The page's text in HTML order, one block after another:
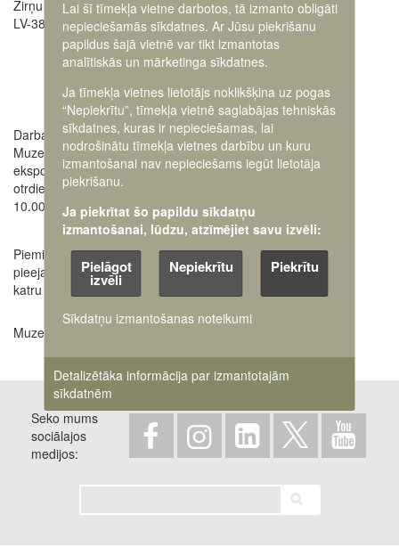
Zirņu pagasta „Airītēs",
LV-3853
Darba laiki:
Muzeja iekštelpu
ekspozīcija atvērta no
otrdienas līdz svētdienai
10.00 - 17.00
Piemiņas vieta un teritorija
pieejama apmeklētājiem
katru dienu
Informatīvais tālrunis:
+371 22017465
Muzeja apmeklējums ir bez maksas!
Seko mums
sociālajos
medijos
Lai šī tīmekļa vietne darbotos, tā izmanto obligāti
nepieciešamās sīkdatnes. Ar Jūsu piekrišanu
papildus šajā vietnē var tikt izmantotas
analītiskās un mārketinga sīkdatnes.
Ja tīmekļa vietnes lietotājs noklikšķina uz pogas
“Nepiekrītu”, tīmekļa vietnē saglabājas tehniskās
sīkdatnes, kuras ir nepieciešamas, lai
nodrošinātu tīmekļa vietnes darbību un kuru
izmantošanai nav nepieciešams iegūt lietotāja
piekrišanu.
Ja piekrītat šo papildu sīkdatņu
izmantošanai, lūdzu, atzīmējiet savu izvēli:
Pielāgot
izvēli
Nepiekrītu Piekrītu
Sīkdatņu izmantošanas noteikumi
Detalizētāka informācija par izmantotajām
sīkdatnēm